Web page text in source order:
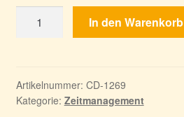
Quatermain
Sammleredition
Menge
In den Warenkorb
Artikelnummer: CD-1269
Kategorie: Zeitmanagement